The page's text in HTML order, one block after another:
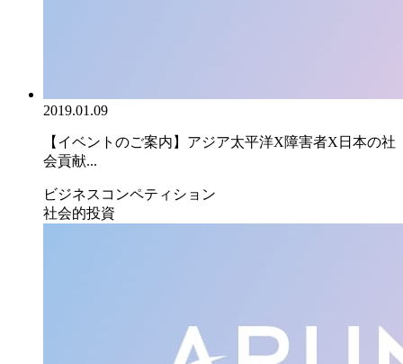
2019.01.09
【イベントのご案内】アジア太平洋X障害者X日本の社
会貢献...
ビジネスコンペティション
社会的投資